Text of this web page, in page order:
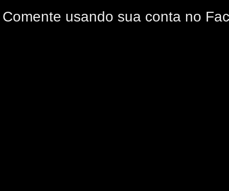
Comente usando sua conta no